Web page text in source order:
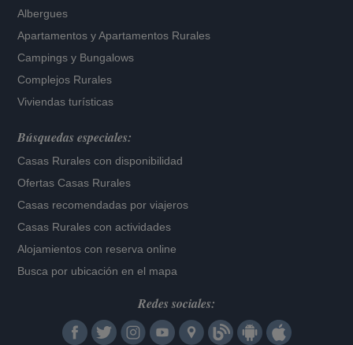
Albergues
Apartamentos yApartamentos Rurales
Campings y Bungalows
Complejos Rurales
Viviendas turísticas
Búsquedas especiales:
Casas Rurales con disponibilidad
Ofertas Casas Rurales
Casas recomendadas por viajeros
Casas Rurales con actividades
Alojamientos con reserva online
Busca por ubicación en el mapa
Redes sociales: